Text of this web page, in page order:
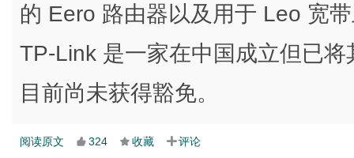
的 Eero 路由器以及用于 Leo 宽
TP-Link 是一家在中国成立但已
目前尚未获得豁免。
阅读原文 324 收藏 评论